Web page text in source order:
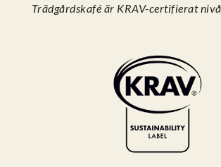
Trädgårdskafé är KRAV-certifierat nivå